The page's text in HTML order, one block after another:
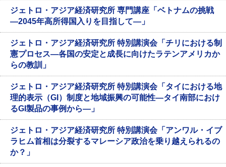
ジェトロ・アジア経済研究所 専門講座「ベトナムの挑戦
―2045年高所得国入りを目指して―」
ジェトロ・アジア経済研究所 特別講演会「チリにおける制
憲プロセス―各国の安定と成長に向けたラテンアメリカか
らの教訓」
ジェトロ・アジア経済研究所 特別講演会「タイにおける地
理的表示（GI）制度と地域振興の可能性―タイ南部におけ
るGI製品の事例から―」
ジェトロ・アジア経済研究所 特別講演会「アンワル・イブ
ラヒム首相は分裂するマレーシア政治を乗り越えられるの
か？」